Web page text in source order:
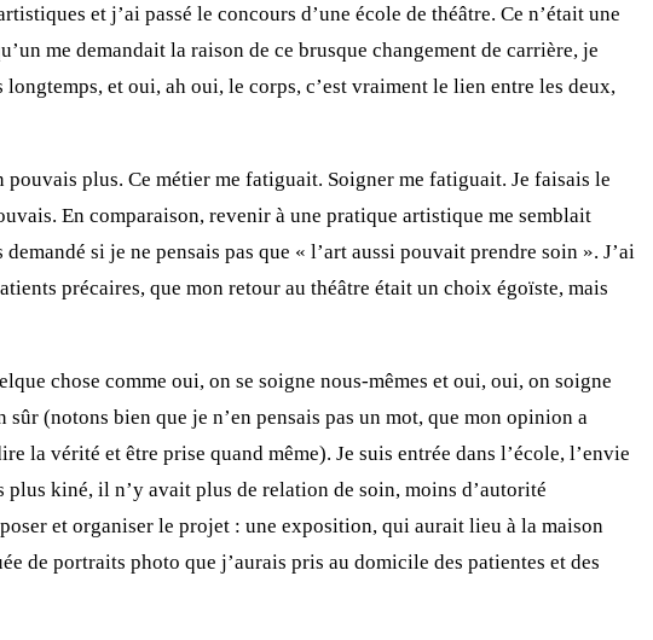
et j’ai passé le concours d’une école de théâtre. Ce n’était une
me demandait la raison de ce brusque changement de carrière, je
et oui, ah oui, le corps, c’est vraiment le lien entre les deux,
plus. Ce métier me fatiguait. Soigner me fatiguait. Je faisais le
En comparaison, revenir à une pratique artistique me semblait
si je ne pensais pas que « l’art aussi pouvait prendre soin ». J’ai
précaires, que mon retour au théâtre était un choix égoïste, mais
chose comme oui, on se soigne nous-mêmes et oui, oui, on soigne
(notons bien que je n’en pensais pas un mot, que mon opinion a
la vérité et être prise quand même). Je suis entrée dans l’école, l’envie
plus kiné, il n’y avait plus de relation de soin, moins d’autorité
et organiser le projet : une exposition, qui aurait lieu à la maison
de portraits photo que j’aurais pris au domicile des patientes et des